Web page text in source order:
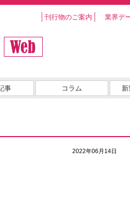
刊行物のご案内 業界デ
事 コラム
2022年06月14日